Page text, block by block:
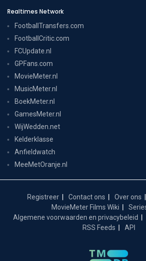
Realtimes Network
FootballTransfers.com
FootballCritic.com
FCUpdate.nl
GPFans.com
MovieMeter.nl
MusicMeter.nl
BoekMeter.nl
GamesMeter.nl
WijWedden.net
Kelderklasse
Anfieldwatch
MeeMetOranje.nl
Registreer Contact ons Over ons
MovieMeter Films Wiki
Algemene voorwaarden en privacybeleid
RSS Feeds
API